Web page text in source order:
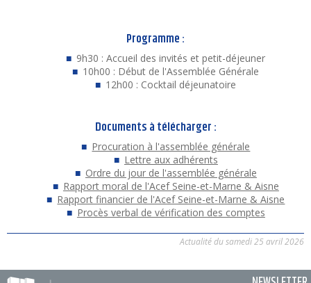
Programme :
9h30 : Accueil des invités et petit-déjeuner
10h00 : Début de l'Assemblée Générale
12h00 : Cocktail déjeunatoire
Documents à télécharger :
Procuration à l'assemblée générale
Lettre aux adhérents
Ordre du jour de l'assemblée générale
Rapport moral de l'Acef Seine-et-Marne & Aisne
Rapport financier de l'Acef Seine-et-Marne & Aisne
Procès verbal de vérification des comptes
Actualité du samedi 25 avril 2026